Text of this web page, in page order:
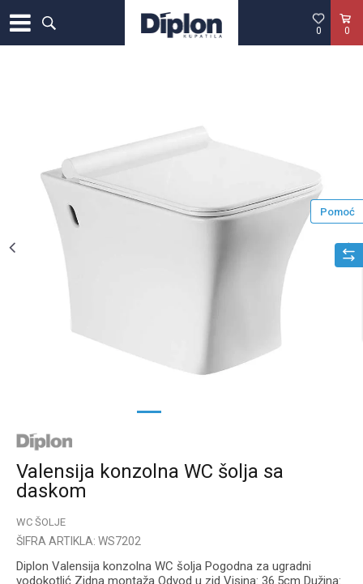
0
0
1
Valensija konzolna WC šolja sa
daskom
WC ŠOLJE
ŠIFRA ARTIKLA: WS7202
Diplon Valensija konzolna WC šolja Pogodna za ugradni
vodokotlić Zidna montaža Odvod u zid Visina: 36.5cm Dužina:
Pomoć